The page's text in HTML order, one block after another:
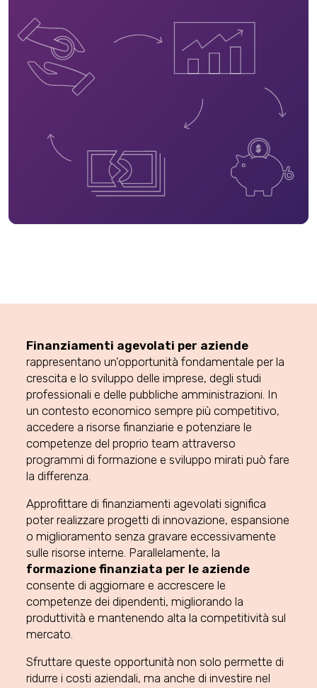
Finanziamenti agevolati per aziende
rappresentano un’opportunità fondamentale per la
crescita e lo sviluppo delle imprese, degli studi
professionali e delle pubbliche amministrazioni. In
un contesto economico sempre più competitivo,
accedere a risorse finanziarie e potenziare le
competenze del proprio team attraverso
programmi di formazione e sviluppo mirati può fare
la differenza.
Approfittare di finanziamenti agevolati significa
poter realizzare progetti di innovazione, espansione
o miglioramento senza gravare eccessivamente
sulle risorse interne. Parallelamente, la
formazione finanziata per le aziende
consente di aggiornare e accrescere le
competenze dei dipendenti, migliorando la
produttività e mantenendo alta la competitività sul
mercato.
Sfruttare queste opportunità non solo permette di
ridurre i costi aziendali, ma anche di investire nel